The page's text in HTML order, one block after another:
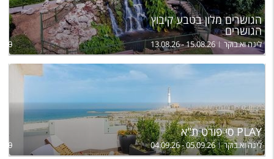
הגושרים מלון בטבע קיבוץ
הגושרים
לינה וא.בוקר 13.08.26 - 15.08.26
PLAY סי פורט ת"א
לינה וא.בוקר 04.09.26 - 05.09.26